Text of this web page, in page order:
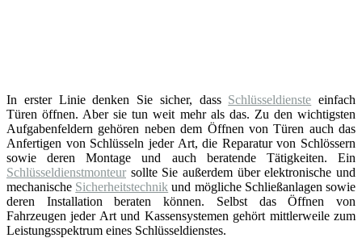
In erster Linie denken Sie sicher, dass Schlüsseldienste einfach
Türen öffnen. Aber sie tun weit mehr als das. Zu den wichtigsten
Aufgabenfeldern gehören neben dem Öffnen von Türen auch das
Anfertigen von Schlüsseln jeder Art, die Reparatur von Schlössern
sowie deren Montage und auch beratende Tätigkeiten. Ein
Schlüsseldienstmonteur sollte Sie außerdem über elektronische und
mechanische Sicherheitstechnik und mögliche Schließanlagen sowie
deren Installation beraten können. Selbst das Öffnen von
Fahrzeugen jeder Art und Kassensystemen gehört mittlerweile zum
Leistungsspektrum eines Schlüsseldienstes.